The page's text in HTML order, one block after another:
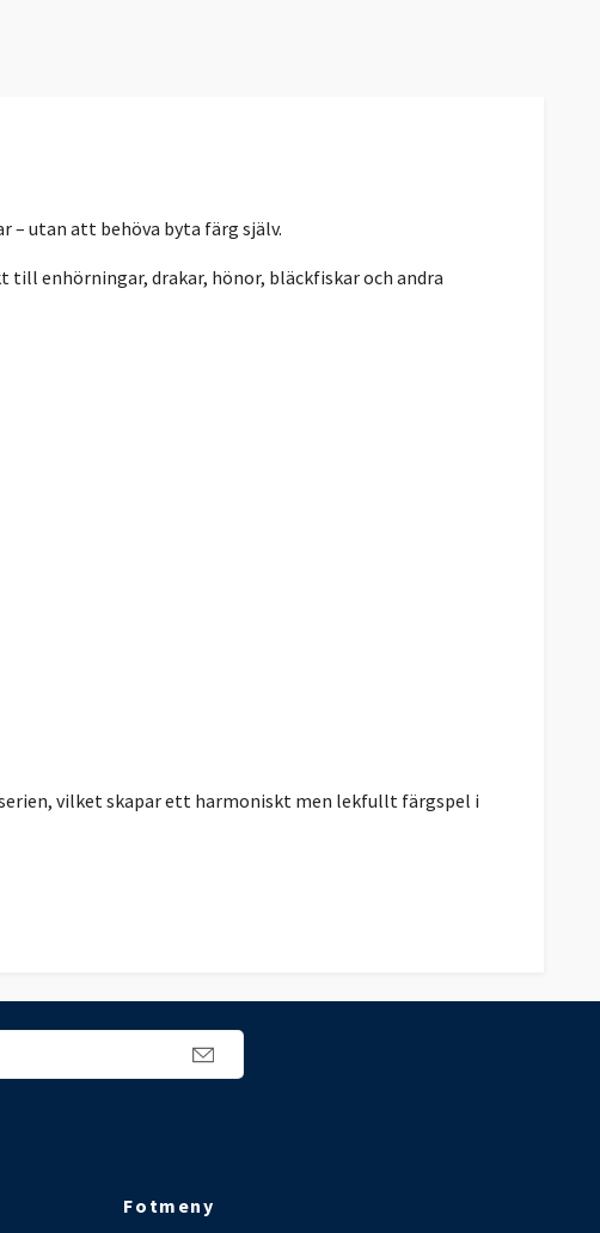
– utan att behöva byta färg själv.
enhörningar, drakar, hönor, bläckfiskar och andra
vilket skapar ett harmoniskt men lekfullt färgspel i
Fotmeny